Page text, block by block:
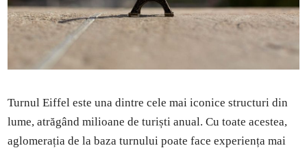
Turnul Eiffel este una dintre cele mai iconice structuri din
lume, atrăgând milioane de turiști anual. Cu toate acestea,
aglomerația de la baza turnului poate face experiența mai